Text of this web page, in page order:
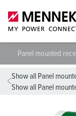
Panel mounted
Show all Panel
Show all Panel